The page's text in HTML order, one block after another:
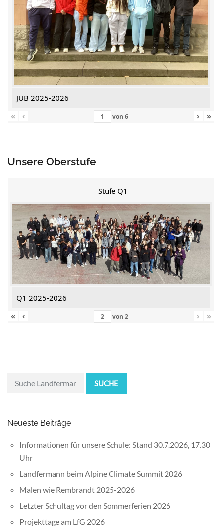
JUB 2025-2026
«
‹ von 6 › »
Unsere Oberstufe
Stufe Q1
Q1 2025-2026
«
‹ von 2 › »
SUCHE
Neueste Beiträge
Informationen für unsere Schule: Stand 30.7.2026, 17.30
Uhr
Landfermann beim Alpine Climate Summit 2026
Malen wie Rembrandt 2025-2026
Letzter Schultag vor den Sommerferien 2026
Projekttage am LfG 2026